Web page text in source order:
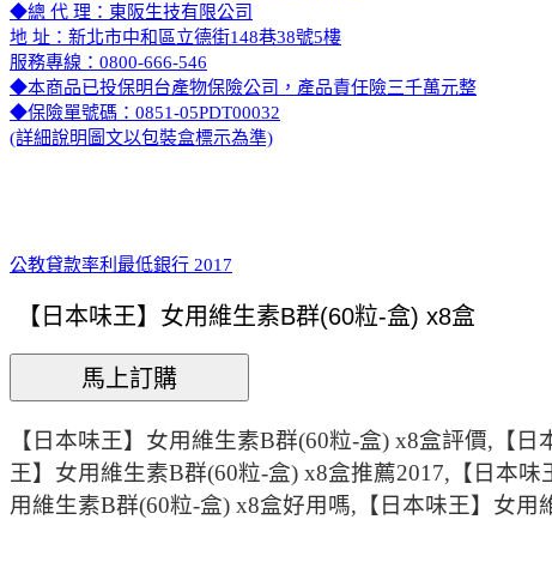
◆總 代 理：東阪生技有限公司
地 址：新北市中和區立德街148巷38號5樓
服務專線：0800-666-546
◆本商品已投保明台產物保險公司，產品責任險三千萬元整
◆保險單號碼：0851-05PDT00032
(詳細說明圖文以包裝盒標示為準)
公教貸款率利最低銀行 2017
【日本味王】女用維生素B群(60粒-盒) x8盒評價,【
王】女用維生素B群(60粒-盒) x8盒推薦2017,【日本
用維生素B群(60粒-盒) x8盒好用嗎,【日本味王】女